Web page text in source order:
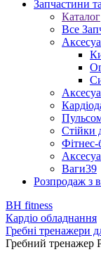
Запчастини
Каталог
Все
Стійки
Фітнес-
Ваги39
Розпродаж з
BH fitness
Кардіо обладнання
Гребні тренажери
Гребний тренажер